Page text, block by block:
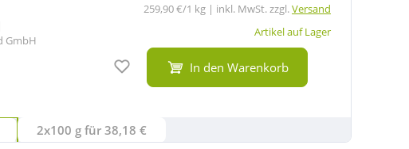
GmbH
259,90 €/1 kg | inkl. MwSt. zzgl.Versand
Artikel auf Lager
Auf den Merkzettel
In den Warenkorb
2x100 g für 38,18 €